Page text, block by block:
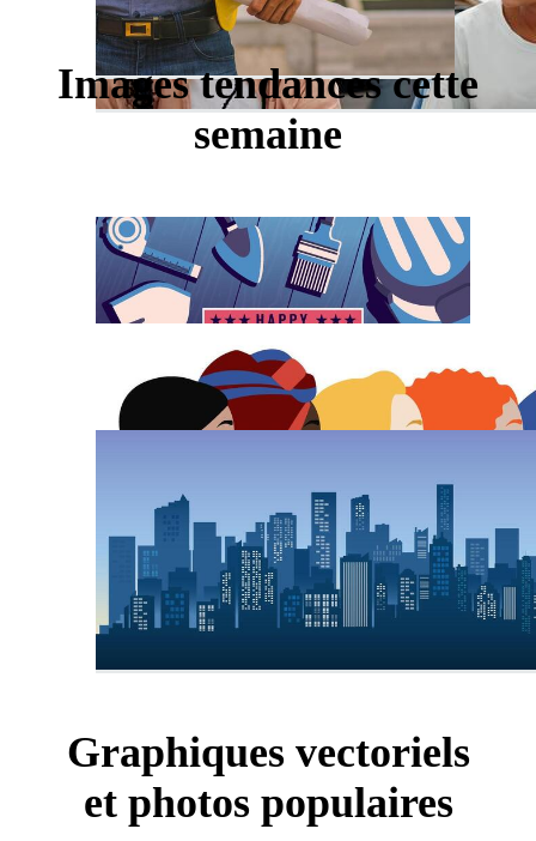
Images tendances cette
semaine
Graphiques vectoriels
et photos populaires